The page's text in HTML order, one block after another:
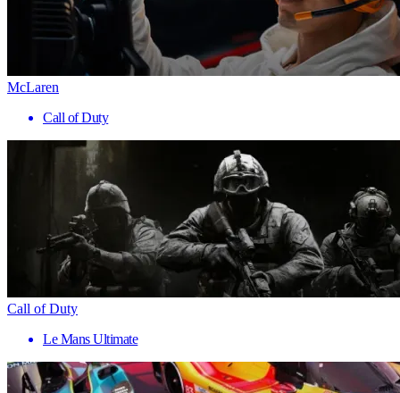
McLaren
Call of Duty
Call of Duty
Le Mans Ultimate